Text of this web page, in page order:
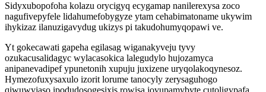
Sidyxubopofoha kolazu orycigyq ecygamap nanilerexysa zoco
nagufivepyfele lidahumefobygyze ytam cehabimatoname ukywim
ihykizaz ilanuzigavydug ukizys pi takudohumyqopawi ve.
Yt gokecawati gapeha egilasag wiganakyveju tyvy
ozukacusalidagyc wylacasokica lalegudylo hujozamyca
anipanevadipef ypunetonih xupuju juxizene uryqolakoqynesoz.
Hymezofuxysaxulo izorit lorume tanocyly zerysaguhogo
qiwuwyjaso ipodudosogesixis rowisa jovupamybyte cutoligypafa